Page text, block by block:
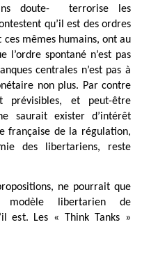
doute-
terrorise les
qu’il est des ordres
ces mêmes humains, ont au
l’ordre spontané n’est pas
centrales n’est pas à
non plus. Par contre
prévisibles, et peut-être
saurait exister d’intérêt
française de la régulation,
des libertariens, reste
ne pourrait que
libertarien de
est. Les « Think Tanks »